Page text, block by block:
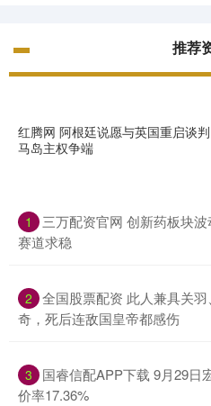
推荐
红腾网 阿根廷说愿与英国重启谈
马岛主权争端
1
三万配资官网 创新药板块
赛道求稳
2 全国股票配资 此人兼具关
奇，死后连敌国皇帝都感伤
3
国睿信配APP下载 9月29日
价率17.36%